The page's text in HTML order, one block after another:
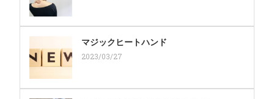
マジックヒートハンド
2023/03/27